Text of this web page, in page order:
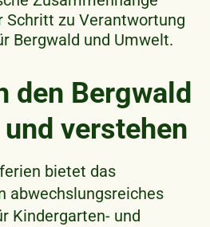
Schritt zu Verantwortung
Bergwald und Umwelt.
den Bergwald
verstehen
bietet das
abwechslungsreiches
Kindergarten- und